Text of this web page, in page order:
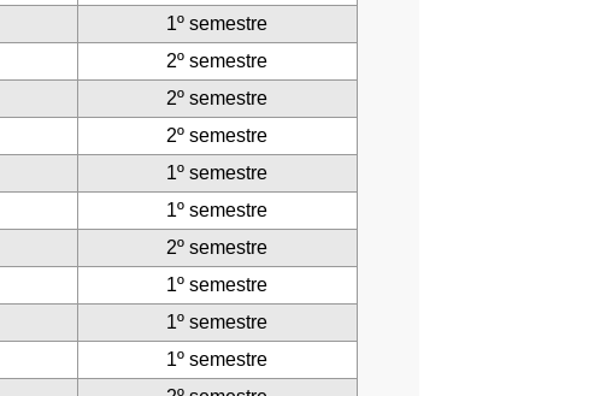
1º semestre
2º semestre
2º semestre
2º semestre
1º semestre
1º semestre
2º semestre
1º semestre
1º semestre
1º semestre